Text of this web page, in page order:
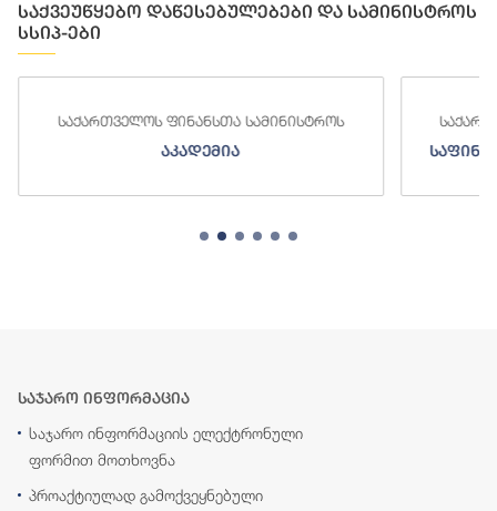
საქვეუწყებო დაწესებულებები და სამინისტროს
სსიპ-ები
საქართველოს ფინანსთა სამინისტროს
აკადემია
საჯარო ინფორმაცია
საჯარო ინფორმაციის ელექტრონული
ფორმით მოთხოვნა
პროაქტიულად გამოქვეყნებული